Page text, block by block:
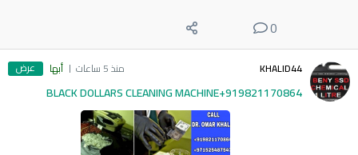
0
KHALID44 منذ 5 ساعات أبها عرض
BLACK DOLLARS CLEANING MACHINE+919821170864